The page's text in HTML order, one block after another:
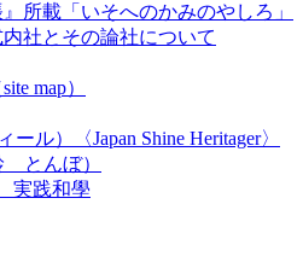
』所載「いそへのかみのやしろ」
社とその論社について
map）
ール）〈Japan Shine Heritager​〉
とんぼ）
実践和學